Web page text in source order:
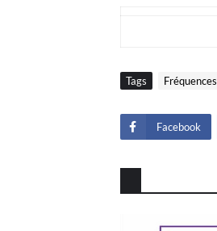
Tags Fréquences
Facebook